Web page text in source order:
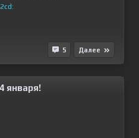
5 Далее
января!